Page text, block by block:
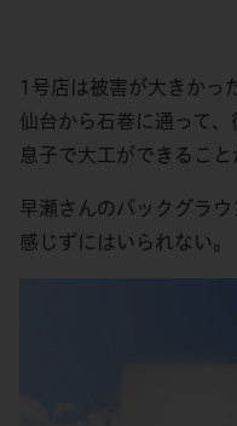
1号店は被害が大きかっ
仙台から石巻に通って
息子で大工ができること
早瀬さんのバックグラ
感じずにはいられない。